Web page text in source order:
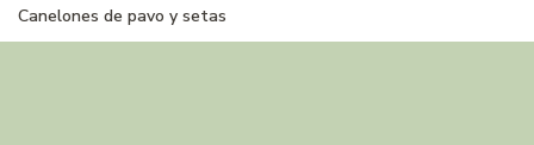
Canelones de pavo y setas